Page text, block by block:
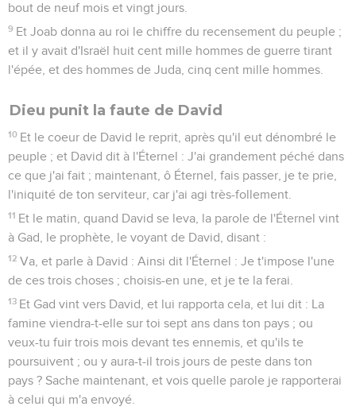
bout de neuf mois et vingt jours.
9 Et Joab donna au roi le chiffre du recensement du peuple ;
et il y avait d'Israël huit cent mille hommes de guerre tirant
l'épée, et des hommes de Juda, cinq cent mille hommes.
Dieu punit la faute de David
10 Et le coeur de David le reprit, après qu'il eut dénombré le
peuple ; et David dit à l'Éternel : J'ai grandement péché dans
ce que j'ai fait ; maintenant, ô Éternel, fais passer, je te prie,
l'iniquité de ton serviteur, car j'ai agi très-follement.
11 Et le matin, quand David se leva, la parole de l'Éternel vint
à Gad, le prophète, le voyant de David, disant :
12 Va, et parle à David : Ainsi dit l'Éternel : Je t'impose l'une
de ces trois choses ; choisis-en une, et je te la ferai.
13 Et Gad vint vers David, et lui rapporta cela, et lui dit : La
famine viendra-t-elle sur toi sept ans dans ton pays ; ou
veux-tu fuir trois mois devant tes ennemis, et qu'ils te
poursuivent ; ou y aura-t-il trois jours de peste dans ton
pays ? Sache maintenant, et vois quelle parole je rapporterai
à celui qui m'a envoyé.